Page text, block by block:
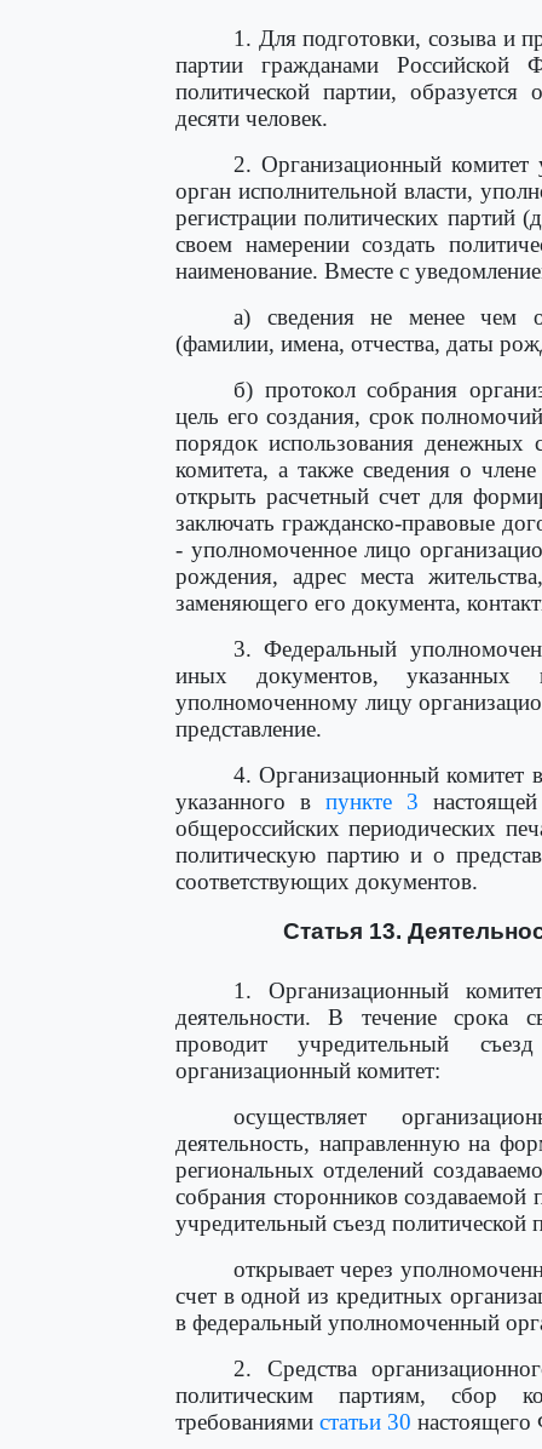
1. Для подготовки, созыва и
партии гражданами
политической партии,
десяти человек.
2. Организационный
орган исполнительной власти,
регистрации политических партий
своем намерении создать
наименование. Вместе с
а) сведения не менее чем о
(фамилии, имена, отчества, даты
б) протокол собрания
цель его создания, срок
порядок использования денежных
комитета, а также сведения о
открыть расчетный счет для
заключать гражданско-правовые
- уполномоченное лицо
рождения, адрес места
заменяющего его документа,
3. Федеральный
иных документов,
уполномоченному лицу
представление.
4. Организационный комитет
указанного в пункте 3
общероссийских периодических
политическую партию и о
соответствующих документов.
Статья 13.
1. Организационный
деятельности. В течение срока
проводит учредительный
организационный комитет:
осуществляет
деятельность, направленную на
региональных отделений
собрания сторонников создаваемой
учредительный съезд политической
открывает через
счет в одной из кредитных
в федеральный уполномоченный
2. Средства
политическим партиям, сбор
требованиями статьи 30 настоящего